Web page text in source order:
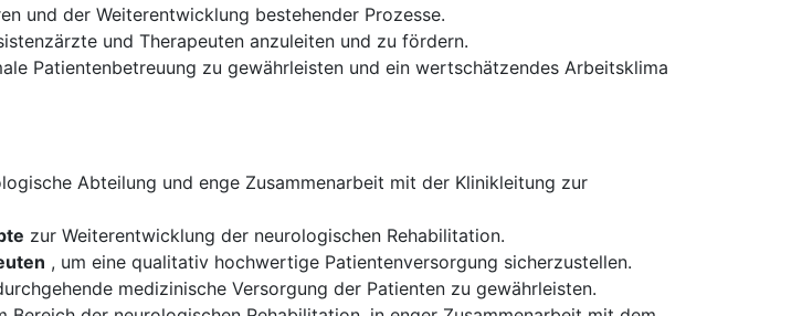
und der Weiterentwicklung bestehender Prozesse.
und Therapeuten anzuleiten und zu fördern.
Patientenbetreuung zu gewährleisten und ein wertschätzendes Arbeitsklima
Abteilung und enge Zusammenarbeit mit der Klinikleitung zur
zur Weiterentwicklung der neurologischen Rehabilitation.
, um eine qualitativ hochwertige Patientenversorgung sicherzustellen.
medizinische Versorgung der Patienten zu gewährleisten.